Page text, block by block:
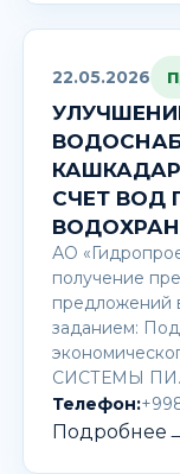
22.05.2026
СЧЕТ ВОД
АО
получение
предложений
заданием:
СИСТЕМЫ
Телефон:
Подробнее